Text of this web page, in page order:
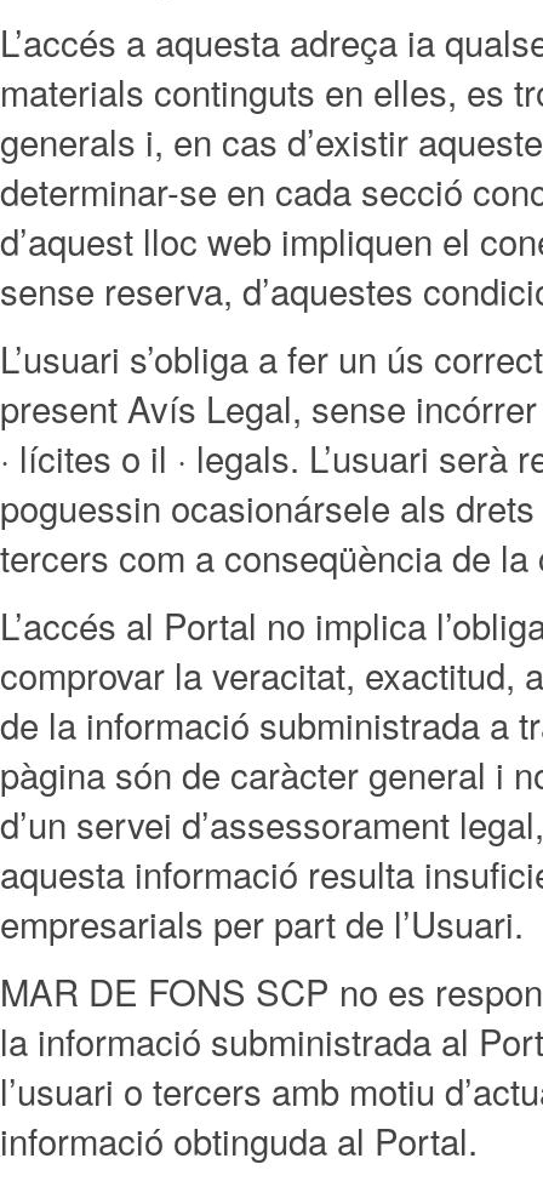
L’accés a aquesta adreça ia
materials continguts en elles, es
generals i, en cas d’existir
determinar-se en cada secció
d’aquest lloc web impliquen el
sense reserva, d’aquestes
L’usuari s’obliga a fer un ús
present Avís Legal, sense
· lícites o il · legals. L’usuari
poguessin ocasionársele als
tercers com a conseqüència de
L’accés al Portal no implica
comprovar la veracitat, exactitud,
de la informació subministrada a
pàgina són de caràcter general i
d’un servei d’assessorament
aquesta informació resulta
empresarials per part de l’Usuari.
MAR DE FONS SCP no es
la informació subministrada al
l’usuari o tercers amb motiu
informació obtinguda al Portal.